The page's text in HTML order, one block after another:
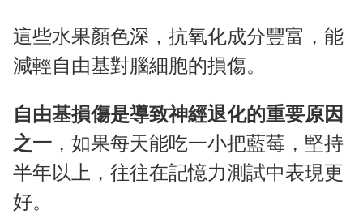
這些水果顏色深，抗氧化成分豐富，能
減輕自由基對腦細胞的損傷。
自由基損傷是導致神經退化的重要原因
之一 ，如果每天能吃一小把藍莓，堅持
半年以上，往往在記憶力測試中表現更
好。